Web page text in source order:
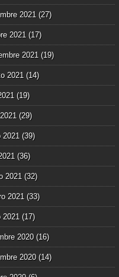
2021 (27)
2021 (17)
2021 (19)
2021 (14)
(19)
(29)
2021 (39)
(36)
2021 (32)
2021 (33)
2021 (17)
2020(16)
2020(14)